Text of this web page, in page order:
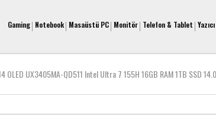
Gaming Notebook Masaüstü PC Monitör Telefon & Tablet
OLED UX3405MA-QD511 Intel Ultra 7 155H 16GB RAM 1TB SSD